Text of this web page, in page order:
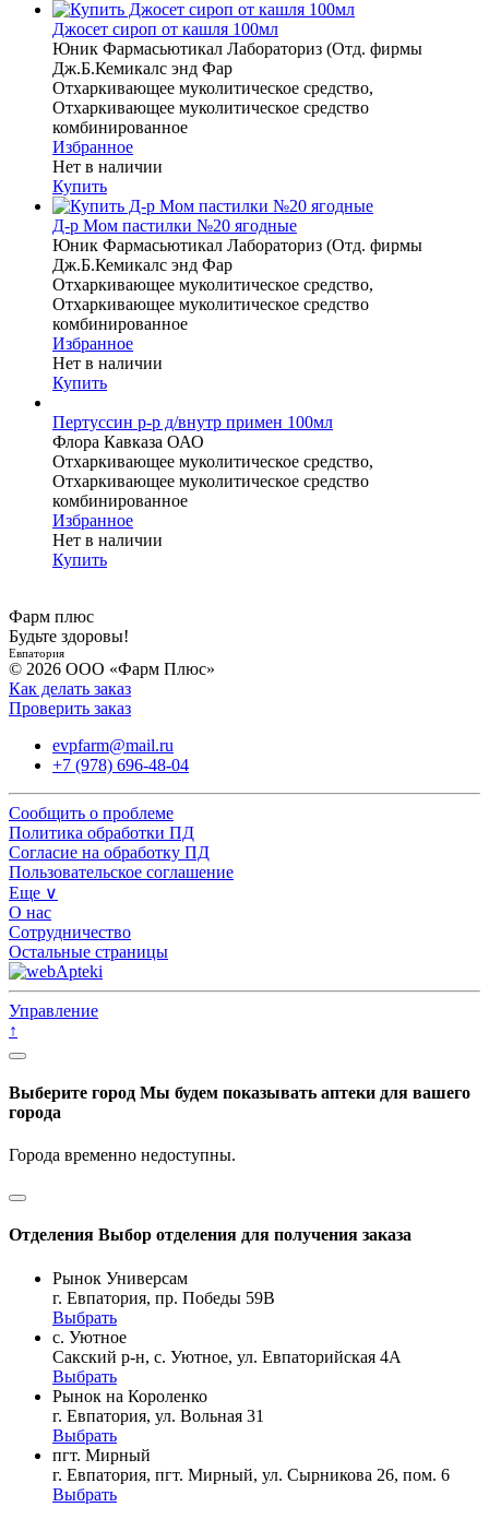
Джосет сироп от кашля 100мл
Юник Фармасьютикал Лабораториз (Отд. фирмы
Дж.Б.Кемикалс энд Фар
Отхаркивающее муколитическое средство,
Отхаркивающее муколитическое средство
комбинированное
Избранное
Нет в наличии
Купить
Д-р Мом пастилки №20 ягодные
Юник Фармасьютикал Лабораториз (Отд. фирмы
Дж.Б.Кемикалс энд Фар
Отхаркивающее муколитическое средство,
Отхаркивающее муколитическое средство
комбинированное
Избранное
Нет в наличии
Купить
Пертуссин р-р д/внутр примен 100мл
Флора Кавказа ОАО
Отхаркивающее муколитическое средство,
Отхаркивающее муколитическое средство
комбинированное
Избранное
Нет в наличии
Купить
Фарм плюс
Будьте здоровы!
Евпатория
© 2026 ООО «Фарм Плюс»
Как делать заказ
Проверить заказ
evpfarm@mail.ru
+7 (978) 696-48-04
Сообщить о проблеме
Политика обработки ПД
Согласие на обработку ПД
Пользовательское соглашение
Еще ∨
О нас
Сотрудничество
Остальные страницы
Управление
↑
Выберите город Мы будем показывать аптеки для вашего
города
Города временно недоступны.
Отделения Выбор отделения для получения заказа
Рынок Универсам
г. Евпатория, пр. Победы 59В
Выбрать
с. Уютное
Сакский р-н, с. Уютное, ул. Евпаторийская 4А
Выбрать
Рынок на Короленко
г. Евпатория, ул. Вольная 31
Выбрать
пгт. Мирный
г. Евпатория, пгт. Мирный, ул. Сырникова 26, пом. 6
Выбрать